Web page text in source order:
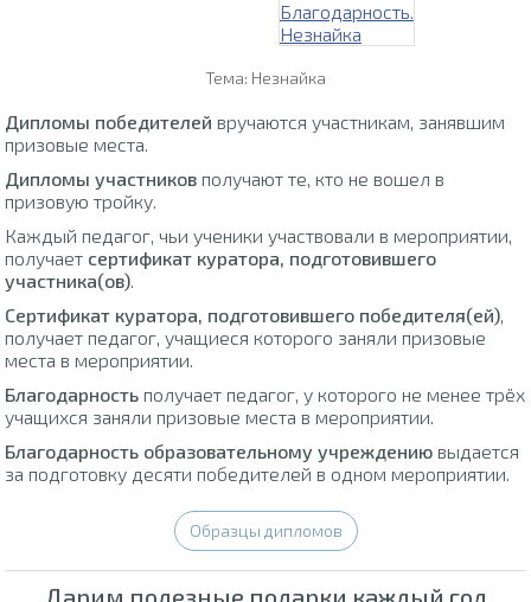
Тема: Незнайка
Дипломы победителей вручаются участникам, занявшим
призовые места.
Дипломы участников получают те, кто не вошел в
призовую тройку.
Каждый педагог, чьи ученики участвовали в мероприятии,
получает сертификат куратора, подготовившего
участника(ов).
Сертификат куратора, подготовившего победителя(ей),
получает педагог, учащиеся которого заняли призовые
места в мероприятии.
Благодарность получает педагог, у которого не менее трёх
учащихся заняли призовые места в мероприятии.
Благодарность образовательному учреждению выдается
за подготовку десяти победителей в одном мероприятии.
Образцы дипломов
Дарим полезные подарки каждый год